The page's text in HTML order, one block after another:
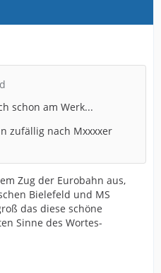
schon am Werk...
zufällig nach Mxxxxer
Zug der Eurobahn aus,
Bielefeld und MS
das diese schöne
Sinne des Wortes-